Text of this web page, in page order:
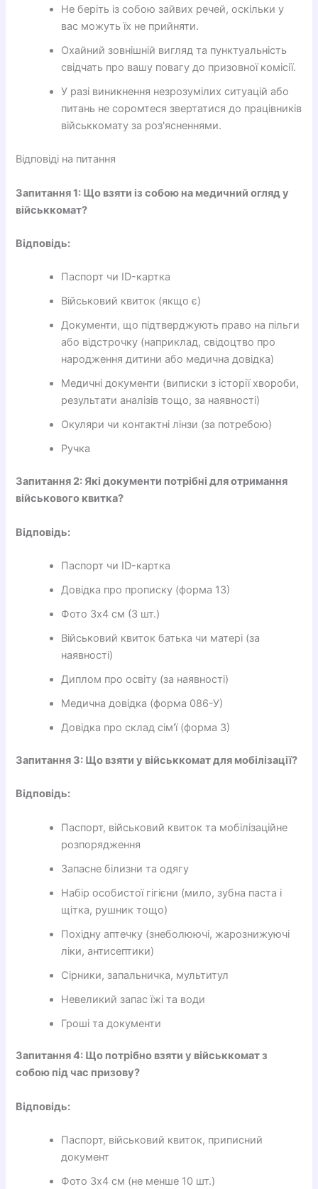
Не беріть із собою зайвих речей, оскільки у
вас можуть їх не прийняти.
Охайний зовнішній вигляд та пунктуальність
свідчать про вашу повагу до призовної комісії.
У разі виникнення незрозумілих ситуацій або
питань не соромтеся звертатися до працівників
військкомату за роз'ясненнями.
Відповіді на питання
Запитання 1: Що взяти із собою на медичний огляд у
військкомат?
Відповідь:
Паспорт чи ID-картка
Військовий квиток (якщо є)
Документи, що підтверджують право на пільги
або відстрочку (наприклад, свідоцтво про
народження дитини або медична довідка)
Медичні документи (виписки з історії хвороби,
результати аналізів тощо, за наявності)
Окуляри чи контактні лінзи (за потребою)
Ручка
Запитання 2: Які документи потрібні для отримання
військового квитка?
Відповідь:
Паспорт чи ID-картка
Довідка про прописку (форма 13)
Фото 3х4 см (3 шт.)
Військовий квиток батька чи матері (за
наявності)
Диплом про освіту (за наявності)
Медична довідка (форма 086-У)
Довідка про склад сім'ї (форма 3)
Запитання 3: Що взяти у військкомат для мобілізації?
Відповідь:
Паспорт, військовий квиток та мобілізаційне
розпорядження
Запасне білизни та одягу
Набір особистої гігієни (мило, зубна паста і
щітка, рушник тощо)
Похідну аптечку (знеболюючі, жарознижуючі
ліки, антисептики)
Сірники, запальничка, мультитул
Невеликий запас їжі та води
Гроші та документи
Запитання 4: Що потрібно взяти у військкомат з
собою під час призову?
Відповідь:
Паспорт, військовий квиток, приписний
документ
Фото 3х4 см (не менше 10 шт.)